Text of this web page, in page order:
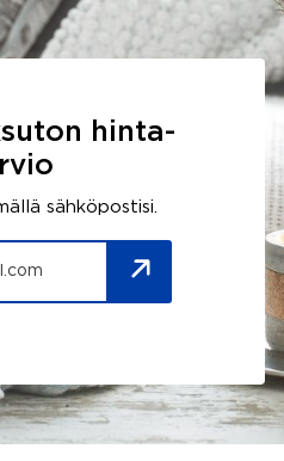
hinta-
sähköpostisi.